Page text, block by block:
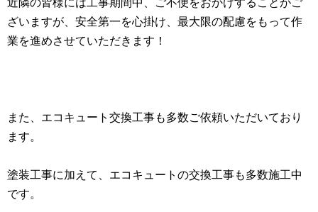
近隣の皆様には工事期間中、ご不便をおかけすることがご
ざいますが、安全第一を心掛け、最大限の配慮をもって作
業を進めさせていただきます！
また、エコキュート交換工事も多数ご依頼いただいており
ます。
塗装工事に加えて、エコキュートの交換工事も多数施工中
です。